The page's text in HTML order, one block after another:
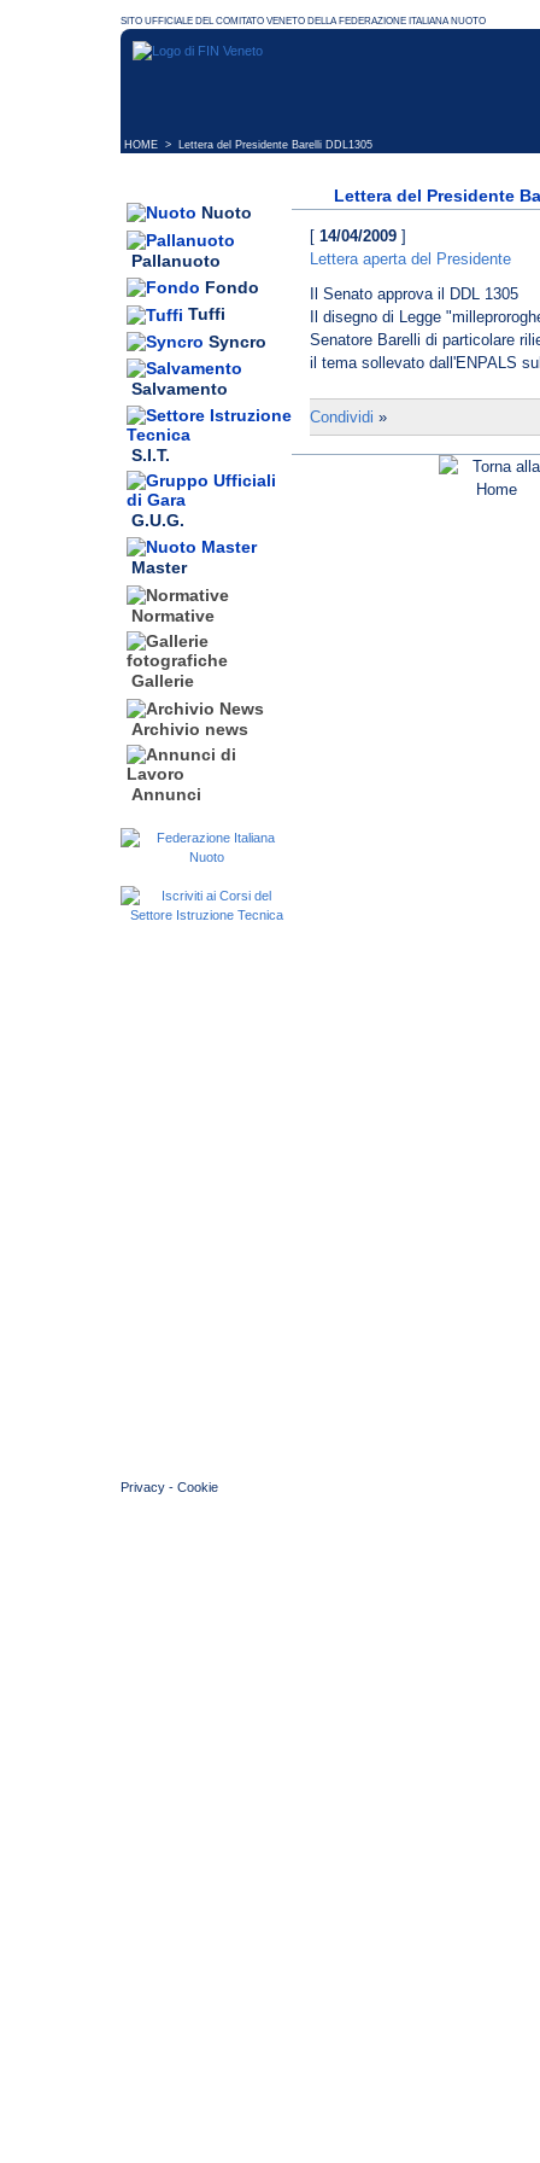
HOME > Lettera del Presidente Barelli DDL1305
Nuoto
Pallanuoto
Fondo
Tuffi
Syncro
Salvamento
S.I.T.
G.U.G.
Master
Normative
Gallerie
Archivio news
Annunci
Lettera del Presidente
[ 14/04/2009 ]
Lettera aperta del Presidente
Il Senato approva il DDL 1305
Il disegno di Legge
Senatore Barelli di particolare
il tema sollevato dall'ENPALS
Condividi »
Privacy - Cookie